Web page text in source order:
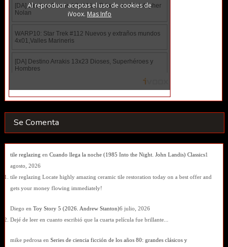
Se Comenta
tile reglazing en Cuando llega la noche (1985 Into the Night. John Landis) Classics1
agosto, 2026
tile reglazing Locate highly amazing ceramic tile restoration today on a best offer and
gets your money flowing immediately!
Diego en Toy Story 5 (2026. Andrew Stanton)6 julio, 2026
Dejé de leer en cuanto escribió que la cuarta película fue brillante...
mike pedrosa en Series de ciencia ficción de los años 80: grandes clásicos y